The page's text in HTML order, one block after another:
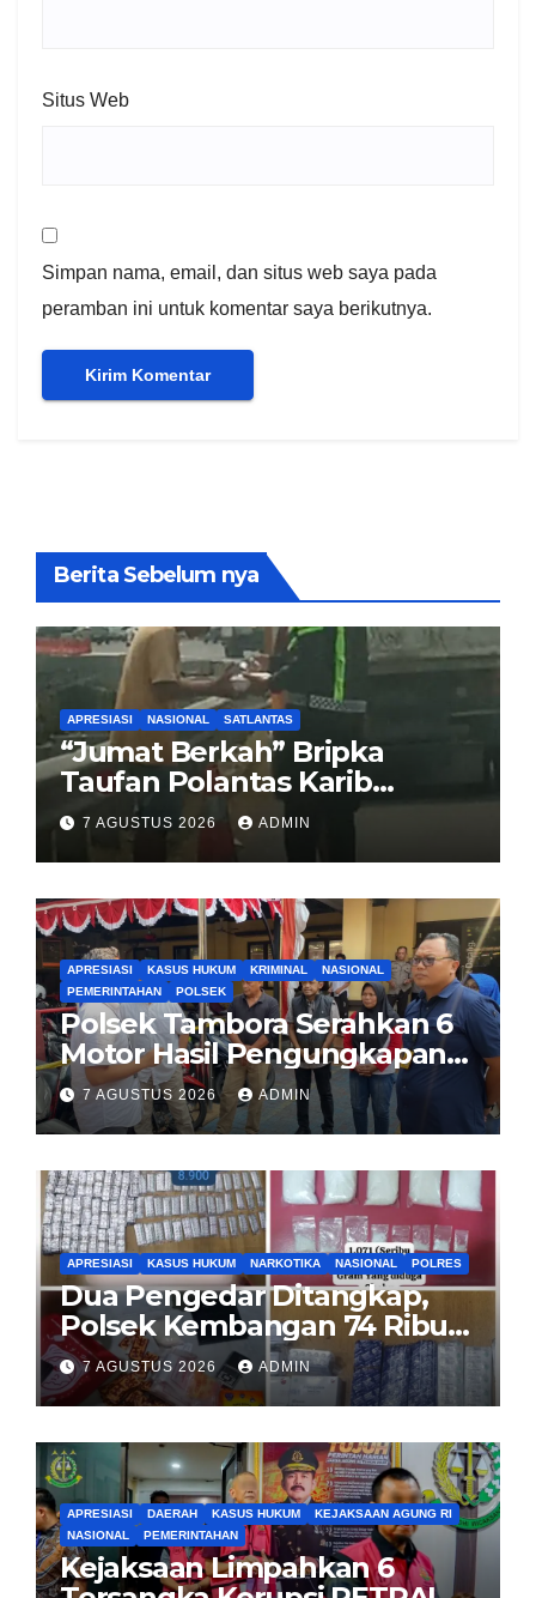
Situs Web
Simpan nama, email, dan situs web saya pada
peramban ini untuk komentar saya berikutnya.
Berita Sebelum nya
APRESIASI NASIONAL SATLANTAS
“Jumat Berkah” Bripka
Taufan Polantas Karib
Bagikan Nasi Kotak untuk
Sopir Truk yang Mogok di KM
00 Pondok Aren
7 AGUSTUS 2026 ADMIN
APRESIASI KASUS HUKUM KRIMINAL
NASIONAL
PEMERINTAHAN
POLSEK
Polsek Tambora Serahkan 6
Motor Hasil Pengungkapan
Kasus Curanmor Kepada
Pemilik Yang sah
7 AGUSTUS 2026 ADMIN
APRESIASI KASUS HUKUM NARKOTIKA NASIONAL POLRES
Dua Pengedar Ditangkap,
Polsek Kembangan 74 Ribu
Obat Keras, Sabu Hingga
Puluhan Vape Etomidate
Diamankan
7 AGUSTUS 2026 ADMIN
APRESIASI DAERAH KASUS HUKUM
KEJAKSAAN AGUNG RI
NASIONAL
PEMERINTAHAN
Kejaksaan Limpahkan 6